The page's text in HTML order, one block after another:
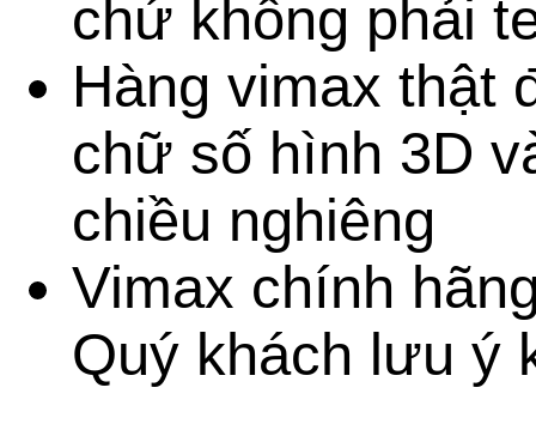
chứ không phải
Hàng vimax thật
chữ số hình 3D
chiều nghiêng
Vimax chính
Quý khách lưu ý